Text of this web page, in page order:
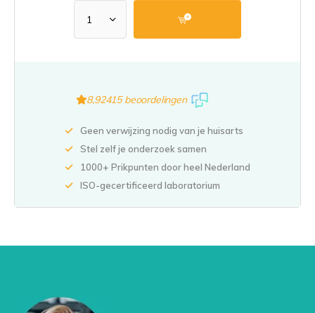
8,92415 beoordelingen
Geen verwijzing nodig van je huisarts
Stel zelf je onderzoek samen
1000+ Prikpunten door heel Nederland
ISO-gecertificeerd laboratorium